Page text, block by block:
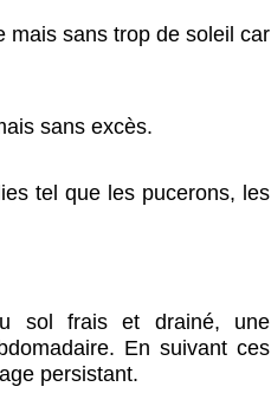
mais sans trop de soleil car
sans excès.
tel que les pucerons, les
sol frais et drainé, une
En suivant ces
persistant.